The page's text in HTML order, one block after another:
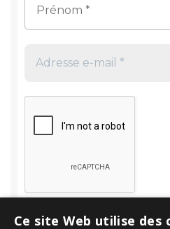
Ce site Web utilise des